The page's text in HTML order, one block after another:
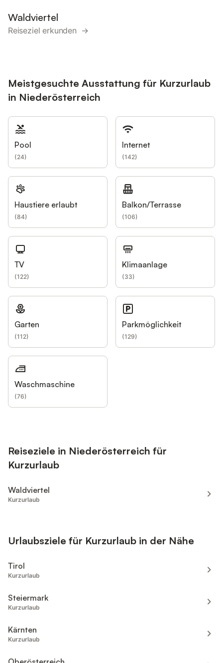
Waldviertel
Reiseziel erkunden →
Meistgesuchte Ausstattung für Kurzurlaub
in Niederösterreich
Pool
(24)
Internet
(142)
Haustiere erlaubt
(84)
Balkon/Terrasse
(106)
TV
(122)
Klimaanlage
(33)
Garten
(112)
Parkmöglichkeit
(129)
Waschmaschine
(76)
Reiseziele in Niederösterreich für
Kurzurlaub
Waldviertel
Kurzurlaub
Urlaubsziele für Kurzurlaub in der Nähe
Tirol
Kurzurlaub
Steiermark
Kurzurlaub
Kärnten
Kurzurlaub